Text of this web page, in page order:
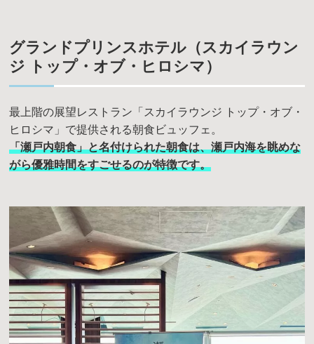
グランドプリンスホテル（スカイラウン
ジ トップ・オブ・ヒロシマ）
最上階の展望レストラン「スカイラウンジ トップ・オブ・
ヒロシマ」で提供される朝食ビュッフェ。
「瀬戸内朝食」と名付けられた朝食は、瀬戸内海を眺めな
がら優雅時間をすごせるのが特徴です。